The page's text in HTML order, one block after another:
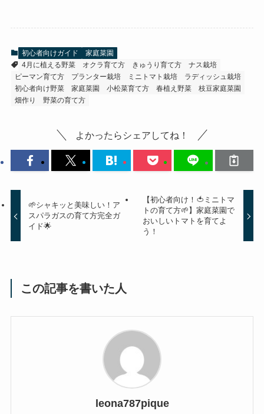
初心者向けガイド
家庭菜園
4月に植える野菜
オクラ育て方 きゅうり育て方
ナス栽培
ピーマン育て方
プランター栽培 ミニトマト栽培
ラディッシュ栽培
初心者向け野菜
家庭菜園 小松菜育て方 春植え野菜
枝豆家庭菜園
畑作り
野菜の育て方
よかったらシェアしてね！
🌱シャキッと美味しい！ア
スパラガスの育て方完全ガ
イド🌟
【初心者向け！🍅ミニトマ
トの育て方🌱】家庭菜園で
おいしいトマトを育てよ
う！
この記事を書いた人
leona787pique